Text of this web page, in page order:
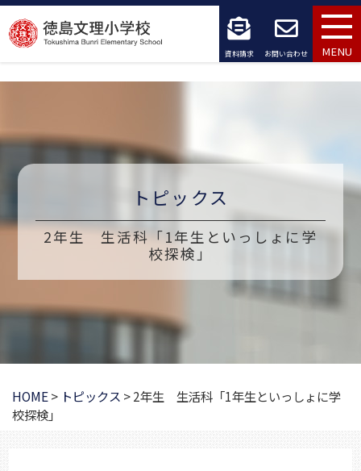
コ
ン
テ
ツ
へ
キ
資料請求 お問い合わせ MENU
トピックス
2年生 生活科「1年生といっしょに学
校探検」
HOME> トピックス >2年生 生活科「1年生といっしょに学
校探検」